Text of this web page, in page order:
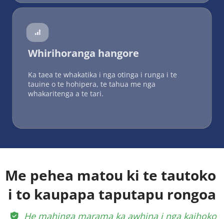

Whirihoranga hangore
Ka taea te whakatika i nga otinga i runga i te
tauine o te hohipera, te tahua me nga
whakaritenga a te tari.
Me pehea matou ki te tautoko
i to kaupapa taputapu rongoa

He mahinga marama ka awhina i nga kaihoko